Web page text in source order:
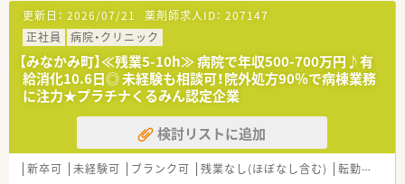
更新日： 2026/07/21 薬剤師求人ID： 207147
正社員
病院・クリニック
【みなかみ町】≪残業5-10h≫ 病院で年収500-700万円♪有
給消化10.6日◎ 未経験も相談可！院外処方90％で病棟業務
に注力★プラチナくるみん認定企業
検討リストに追加
新卒可 未経験可 ブランク可 残業なし(ほぼなし含む) 転勤なし